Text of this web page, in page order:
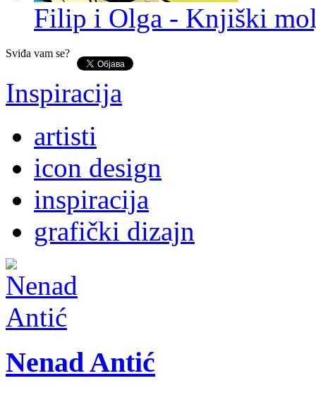
Filip i Olga - Knjiški
Sviđa vam se?
Inspiracija
artisti
icon design
inspiracija
grafički dizajn
Nenad Antić